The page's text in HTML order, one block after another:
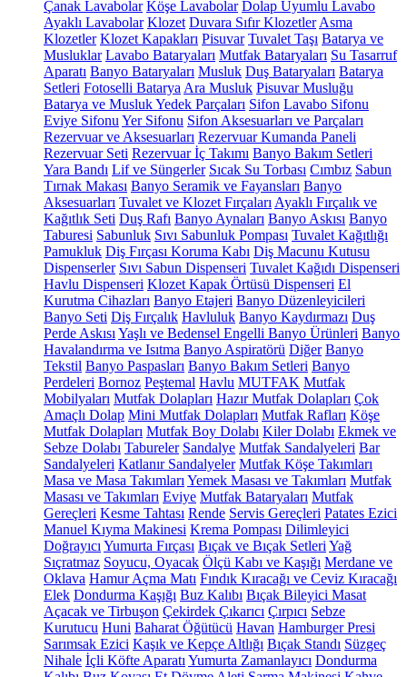
Çanak Lavabolar Köşe Lavabolar Dolap Uyumlu Lavabo
Ayaklı Lavabolar Klozet Duvara Sıfır Klozetler Asma
Klozetler Klozet Kapakları Pisuvar Tuvalet Taşı Batarya ve
Musluklar Lavabo Bataryaları Mutfak Bataryaları Su Tasarruf
Aparatı Banyo Bataryaları Musluk Duş Bataryaları Batarya
Setleri Fotoselli Batarya Ara Musluk Pisuvar Musluğu
Batarya ve Musluk Yedek Parçaları Sifon Lavabo Sifonu
Eviye Sifonu Yer Sifonu Sifon Aksesuarları ve Parçaları
Rezervuar ve Aksesuarları Rezervuar Kumanda Paneli
Rezervuar Seti Rezervuar İç Takımı Banyo Bakım Setleri
Yara Bandı Lif ve Süngerler Sıcak Su Torbası Cımbız Sabun
Tırnak Makası Banyo Seramik ve Fayansları Banyo
Aksesuarları Tuvalet ve Klozet Fırçaları Ayaklı Fırçalık ve
Kağıtlık Seti Duş Rafı Banyo Aynaları Banyo Askısı Banyo
Taburesi Sabunluk Sıvı Sabunluk Pompası Tuvalet Kağıtlığı
Pamukluk Diş Fırçası Koruma Kabı Diş Macunu Kutusu
Dispenserler Sıvı Sabun Dispenseri Tuvalet Kağıdı Dispenseri
Havlu Dispenseri Klozet Kapak Örtüsü Dispenseri El
Kurutma Cihazları Banyo Etajeri Banyo Düzenleyicileri
Banyo Seti Diş Fırçalık Havluluk Banyo Kaydırmazı Duş
Perde Askısı Yaşlı ve Bedensel Engelli Banyo Ürünleri Banyo
Havalandırma ve Isıtma Banyo Aspiratörü Diğer Banyo
Tekstil Banyo Paspasları Banyo Bakım Setleri Banyo
Perdeleri Bornoz Peştemal Havlu MUTFAK Mutfak
Mobilyaları Mutfak Dolapları Hazır Mutfak Dolapları Çok
Amaçlı Dolap Mini Mutfak Dolapları Mutfak Rafları Köşe
Mutfak Dolapları Mutfak Boy Dolabı Kiler Dolabı Ekmek ve
Sebze Dolabı Tabureler Sandalye Mutfak Sandalyeleri Bar
Sandalyeleri Katlanır Sandalyeler Mutfak Köşe Takımları
Masa ve Masa Takımları Yemek Masası ve Takımları Mutfak
Masası ve Takımları Eviye Mutfak Bataryaları Mutfak
Gereçleri Kesme Tahtası Rende Servis Gereçleri Patates Ezici
Manuel Kıyma Makinesi Krema Pompası Dilimleyici
Doğrayıcı Yumurta Fırçası Bıçak ve Bıçak Setleri Yağ
Sıçratmaz Soyucu, Oyacak Ölçü Kabı ve Kaşığı Merdane ve
Oklava Hamur Açma Matı Fındık Kıracağı ve Ceviz Kıracağı
Elek Dondurma Kaşığı Buz Kalıbı Bıçak Bileyici Masat
Açacak ve Tirbuşon Çekirdek Çıkarıcı Çırpıcı Sebze
Kurutucu Huni Baharat Öğütücü Havan Hamburger Presi
Sarımsak Ezici Kaşık ve Kepçe Altlığı Bıçak Standı Süzgeç
Nihale İçli Köfte Aparatı Yumurta Zamanlayıcı Dondurma